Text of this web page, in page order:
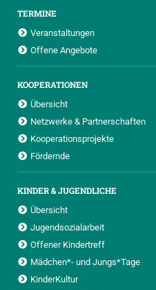
TERMINE
Veranstaltungen
Offene Angebote
KOOPERATIONEN
Übersicht
Netzwerke & Partnerschaften
Kooperationsprojekte
Fördernde
KINDER & JUGENDLICHE
Übersicht
Jugendsozialarbeit
Offener Kindertreff
Mädchen*- und Jungs*Tage
KinderKultur